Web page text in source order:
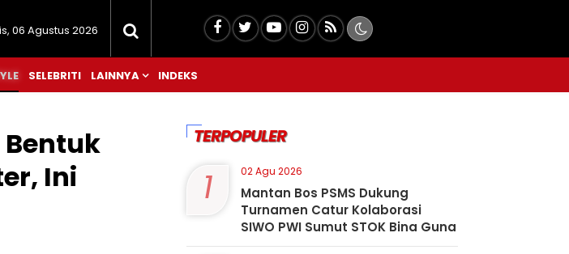
06 Agustus 2026
SELEBRITI LAINNYA INDEKS
Ini
TERPOPULER
1 02 Agu 2026
Mantan Bos PSMS Dukung
Turnamen Catur Kolaborasi
SIWO PWI Sumut STOK Bina Guna